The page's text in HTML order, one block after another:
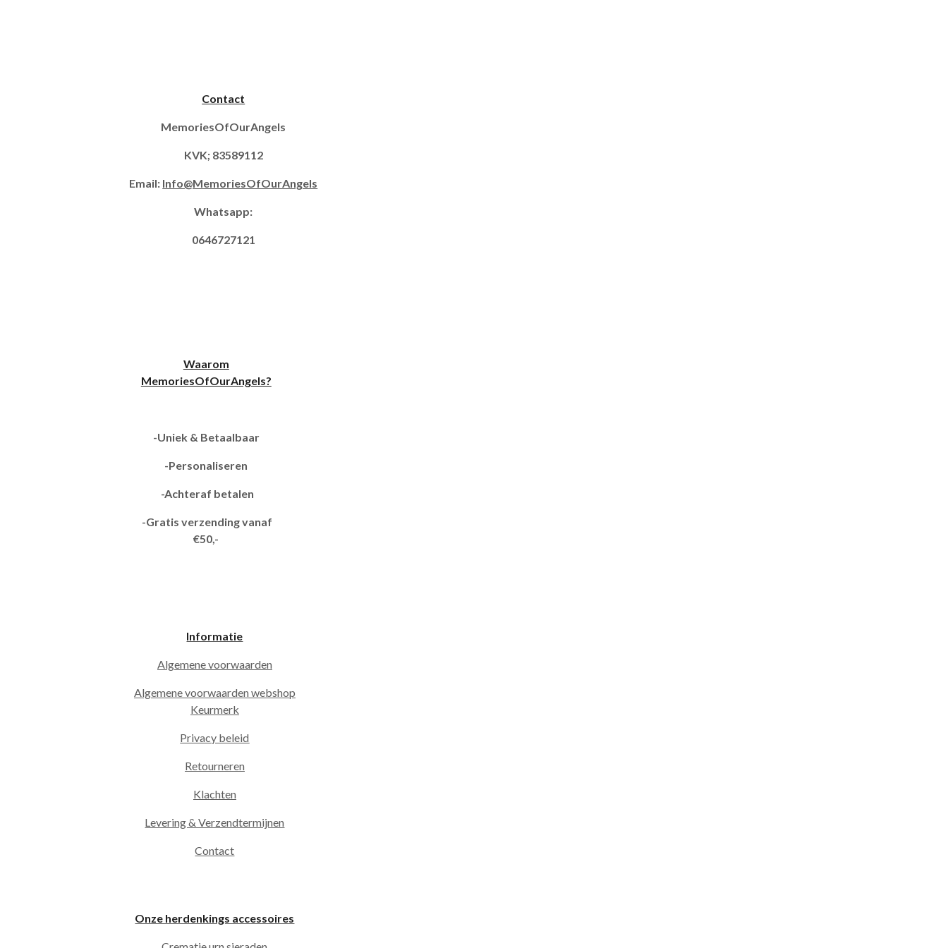
Contact
MemoriesOfOurAngels
KVK; 83589112
Email: Info@MemoriesOfOurAngels
Whatsapp:
0646727121
Waarom
MemoriesOfOurAngels?
-Uniek & Betaalbaar
-Personaliseren
-Achteraf betalen
-Gratis verzending vanaf
€50,-
Informatie
Algemene voorwaarden
Algemene voorwaarden webshop
Keurmerk
Privacy beleid
Retourneren
Klachten
Levering & Verzendtermijnen
Contact
Onze herdenkings accessoires